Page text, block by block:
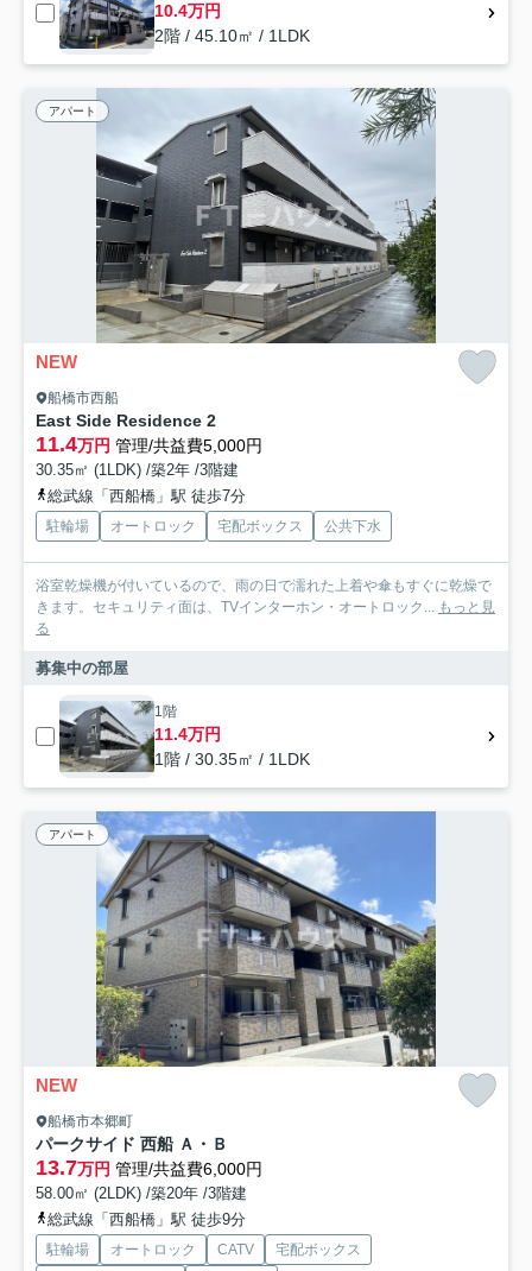
10.4万円
2階 / 45.10㎡ / 1LDK
アパート
NEW
船橋市西船
East Side Residence 2
11.4万円 管理/共益費5,000円
30.35㎡ (1LDK) /築2年 /3階建
総武線「西船橋」駅 徒歩7分
駐輪場 オートロック 宅配ボックス 公共下水
浴室乾燥機が付いているので、雨の日で濡れた上着や傘もすぐに乾燥で
きます。セキュリティ面は、TVインターホン・オートロック... もっと見
る
募集中の部屋
1階
11.4万円
1階 / 30.35㎡ / 1LDK
アパート
NEW
船橋市本郷町
パークサイド 西船 Ａ・Ｂ
13.7万円 管理/共益費6,000円
58.00㎡ (2LDK) /築20年 /3階建
総武線「西船橋」駅 徒歩9分
駐輪場 オートロック CATV
宅配ボックス